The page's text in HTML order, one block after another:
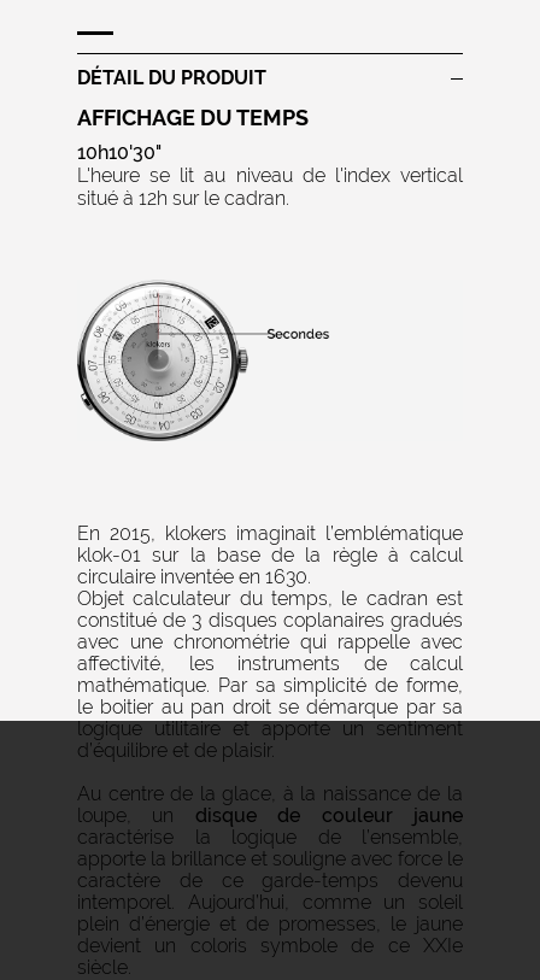
DÉTAIL DU PRODUIT
AFFICHAGE DU TEMPS
10h10'30"
L'heure se lit au niveau de l'index vertical
situé à 12h sur le cadran.
En 2015, klokers imaginait l’emblématique
klok-01 sur la base de la règle à calcul
circulaire inventée en 1630.
Objet calculateur du temps, le cadran est
constitué de 3 disques coplanaires gradués
avec une chronométrie qui rappelle avec
affectivité, les instruments de calcul
mathématique. Par sa simplicité de forme,
le boitier au pan droit se démarque par sa
logique utilitaire et apporte un sentiment
d’équilibre et de plaisir.
Au centre de la glace, à la naissance de la
loupe, un disque de couleur jaune
caractérise la logique de l’ensemble,
apporte la brillance et souligne avec force le
caractère de ce garde-temps devenu
intemporel. Aujourd’hui, comme un soleil
plein d’énergie et de promesses, le jaune
devient un coloris symbole de ce XXIe
siècle.